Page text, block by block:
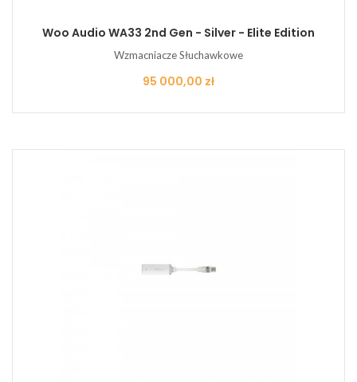
Woo Audio WA33 2nd Gen - Silver - Elite Edition
Wzmacniacze Słuchawkowe
Cena
95 000,00 zł